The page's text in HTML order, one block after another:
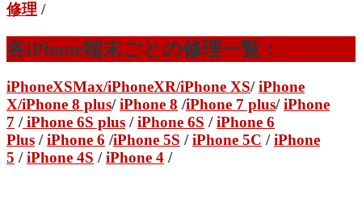
修理 /
各iPhone端末ごとの修理一覧：
iPhoneXSMax/iPhoneXR/iPhone XS/iPhone
X/iPhone 8 plus/iPhone 8 /iPhone 7 plus/iPhone
7 /iPhone 6S plus /iPhone 6S /iPhone 6
Plus /iPhone 6 /iPhone 5S /iPhone 5C /iPhone
5 /iPhone 4S /iPhone 4 /